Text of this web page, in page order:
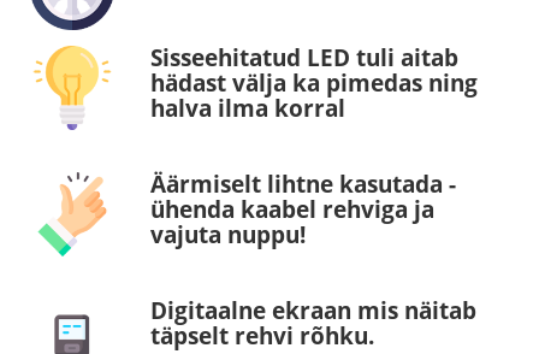
Sisseehitatud LED tuli aitab
hädast välja ka pimedas ning
halva ilma korral
Äärmiselt lihtne kasutada -
ühenda kaabel rehviga ja
vajuta nuppu!
Digitaalne ekraan mis näitab
täpselt rehvi rõhku.